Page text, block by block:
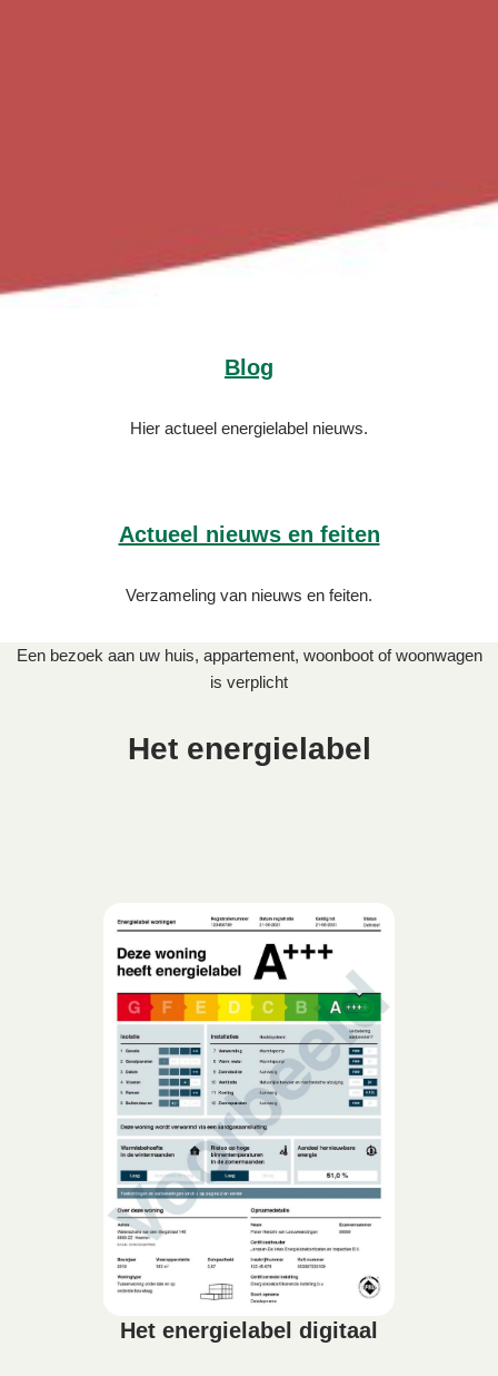
Blog
Hier actueel energielabel nieuws.
Actueel nieuws en feiten
Verzameling van nieuws en feiten.
Een bezoek aan uw huis, appartement, woonboot of woonwagen
is verplicht
Het energielabel
Het energielabel digitaal